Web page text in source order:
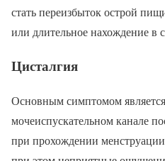
стать переизбыток острой
или длительное нахождение в
Цисталгия
Основным симптомом
мочеиспускательном канале
при прохождении